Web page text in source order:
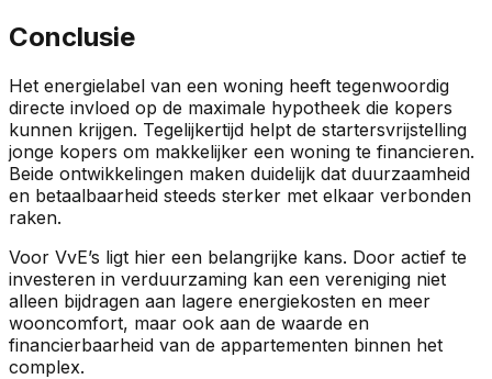
Conclusie
Het energielabel van een woning heeft tegenwoordig
directe invloed op de maximale hypotheek die kopers
kunnen krijgen. Tegelijkertijd helpt de startersvrijstelling
jonge kopers om makkelijker een woning te financieren.
Beide ontwikkelingen maken duidelijk dat duurzaamheid
en betaalbaarheid steeds sterker met elkaar verbonden
raken.
Voor VvE’s ligt hier een belangrijke kans. Door actief te
investeren in verduurzaming kan een vereniging niet
alleen bijdragen aan lagere energiekosten en meer
wooncomfort, maar ook aan de waarde en
financierbaarheid van de appartementen binnen het
complex.